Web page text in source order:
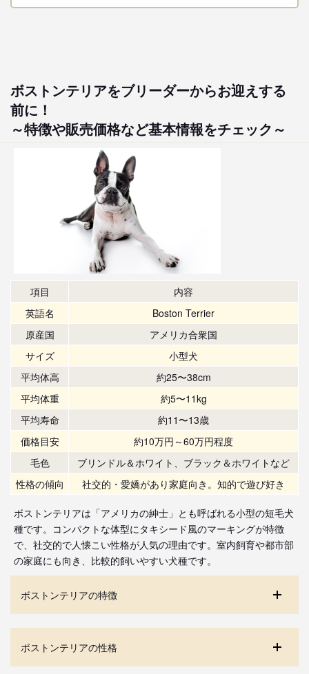
ボストンテリアをブリーダーからお迎えする
前に！
～特徴や販売価格など基本情報をチェック～
項目
内容
英語名
Boston Terrier
原産国
アメリカ合衆国
サイズ
小型犬
平均体高
約25〜38cm
平均体重
約5〜11kg
平均寿命
約11〜13歳
価格目安
約10万円～60万円程度
毛色
ブリンドル＆ホワイト、ブラック＆ホワイトなど
性格の傾向
社交的・愛嬌があり家庭向き。知的で遊び好き
ボストンテリアは「アメリカの紳士」とも呼ばれる小型の短毛犬
種です。コンパクトな体型にタキシード風のマーキングが特徴
で、社交的で人懐こい性格が人気の理由です。室内飼育や都市部
の家庭にも向き、比較的飼いやすい犬種です。
ボストンテリアの特徴
ボストンテリアの性格